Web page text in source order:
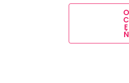
O
C
E
Ń